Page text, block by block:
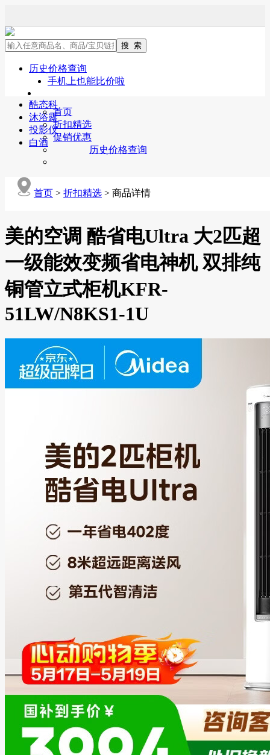
历史价格查询
手机上也能比价啦
酷态科
沐浴露
投影仪
白酒
首页
折扣精选
促销优惠
历史价格查询
首页 > 折扣精选 > 商品详情
美的空调 酷省电Ultra 大2匹超
一级能效变频省电神机 双排纯
铜管立式柜机KFR-
51LW/N8KS1-1U